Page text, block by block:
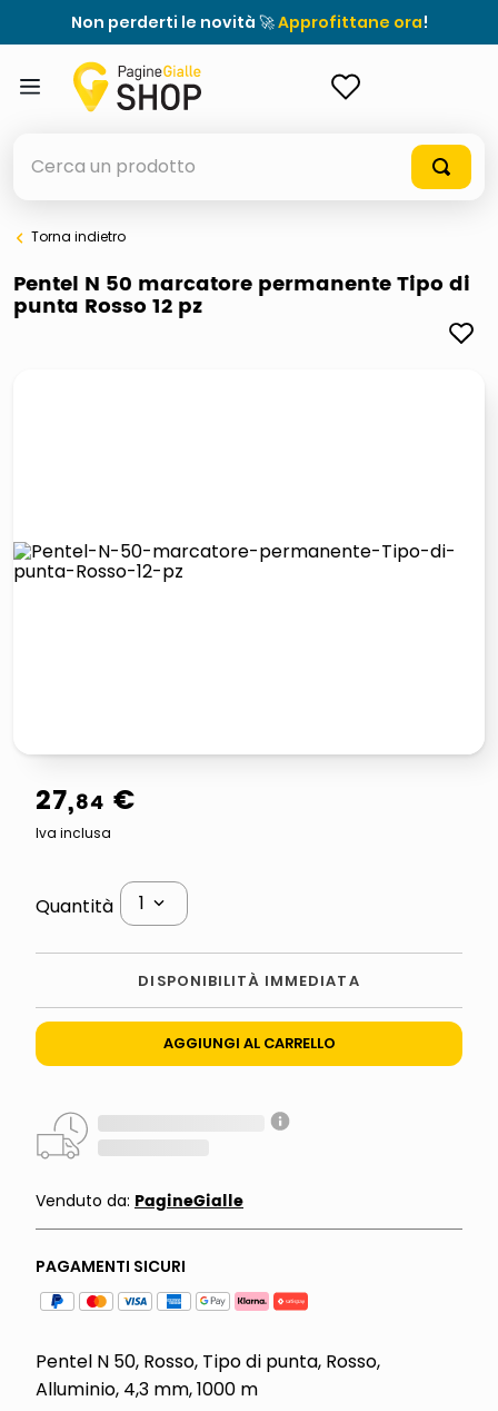
Non perderti le novità 🚀Approfittane ora!
elenchi telefonici
meme
pattumiera raccolta differenziata
airpods
Torna indietro
Pentel N 50 marcatore permanente Tipo di
punta Rosso 12 pz
27,84 €
Iva inclusa
Quantità 1
DISPONIBILITÀ IMMEDIATA
AGGIUNGI AL CARRELLO
Venduto da: PagineGialle
PAGAMENTI SICURI
Pentel N 50, Rosso, Tipo di punta, Rosso,
Alluminio, 4,3 mm, 1000 m